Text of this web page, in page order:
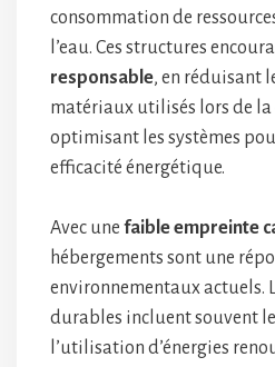
consommation de
l’eau. Ces structures
responsable, en réduisant
matériaux utilisés lors de la
optimisant les systèmes
efficacité énergétique.
Avec une faible empreinte
hébergements sont une
environnementaux actuels.
durables incluent souvent
l’utilisation d’énergies